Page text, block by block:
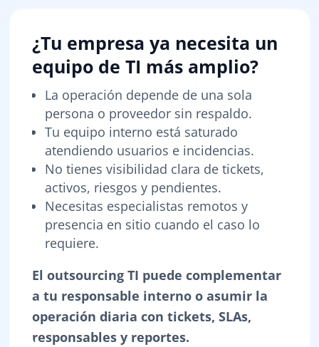
¿Tu empresa ya necesita un
equipo de TI más amplio?
La operación depende de una sola
persona o proveedor sin respaldo.
Tu equipo interno está saturado
atendiendo usuarios e incidencias.
No tienes visibilidad clara de tickets,
activos, riesgos y pendientes.
Necesitas especialistas remotos y
presencia en sitio cuando el caso lo
requiere.
El outsourcing TI puede complementar
a tu responsable interno o asumir la
operación diaria con tickets, SLAs,
responsables y reportes.